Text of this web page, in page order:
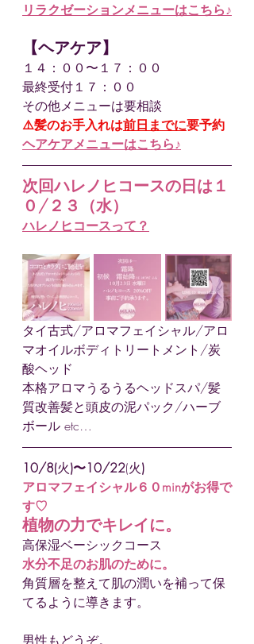
リラクゼーションメニューはこちら♪
【ヘアケア】
１４：００〜１７：００
最終受付１７：００
その他メニューは要相談
⚠️髪のお手入れは前日までに要予約
ヘアケアメニューはこちら♪
次回ハレノヒコースの日は１
０/２３（水）
ハレノヒコースって？
タイ古式/アロマフェイシャル/アロ
マオイルボディトリートメント/炭
酸ヘッド
本格アロマうるうるヘッドスパ/髪
質改善髪と頭皮の泥パック/ハーブ
ボール etc…
10/8(火)〜10/22(火)
アロマフェイシャル６０minがお得で
す♡
植物の力でキレイに。
高保湿ベーシックコース
水分不足のお肌のために。
角質層を整えて肌の潤いを補って保
てるように導きます。
男性もどうぞ。